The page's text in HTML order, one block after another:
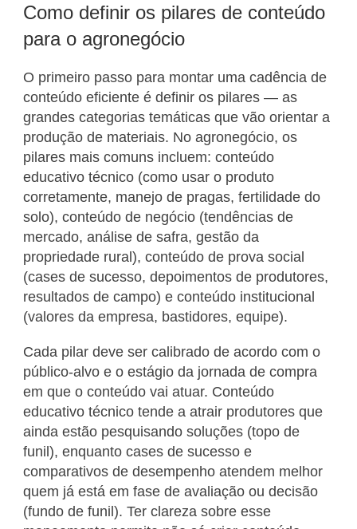
Como definir os pilares de conteúdo
para o agronegócio
O primeiro passo para montar uma cadência de
conteúdo eficiente é definir os pilares — as
grandes categorias temáticas que vão orientar a
produção de materiais. No agronegócio, os
pilares mais comuns incluem: conteúdo
educativo técnico (como usar o produto
corretamente, manejo de pragas, fertilidade do
solo), conteúdo de negócio (tendências de
mercado, análise de safra, gestão da
propriedade rural), conteúdo de prova social
(cases de sucesso, depoimentos de produtores,
resultados de campo) e conteúdo institucional
(valores da empresa, bastidores, equipe).
Cada pilar deve ser calibrado de acordo com o
público-alvo e o estágio da jornada de compra
em que o conteúdo vai atuar. Conteúdo
educativo técnico tende a atrair produtores que
ainda estão pesquisando soluções (topo de
funil), enquanto cases de sucesso e
comparativos de desempenho atendem melhor
quem já está em fase de avaliação ou decisão
(fundo de funil). Ter clareza sobre esse